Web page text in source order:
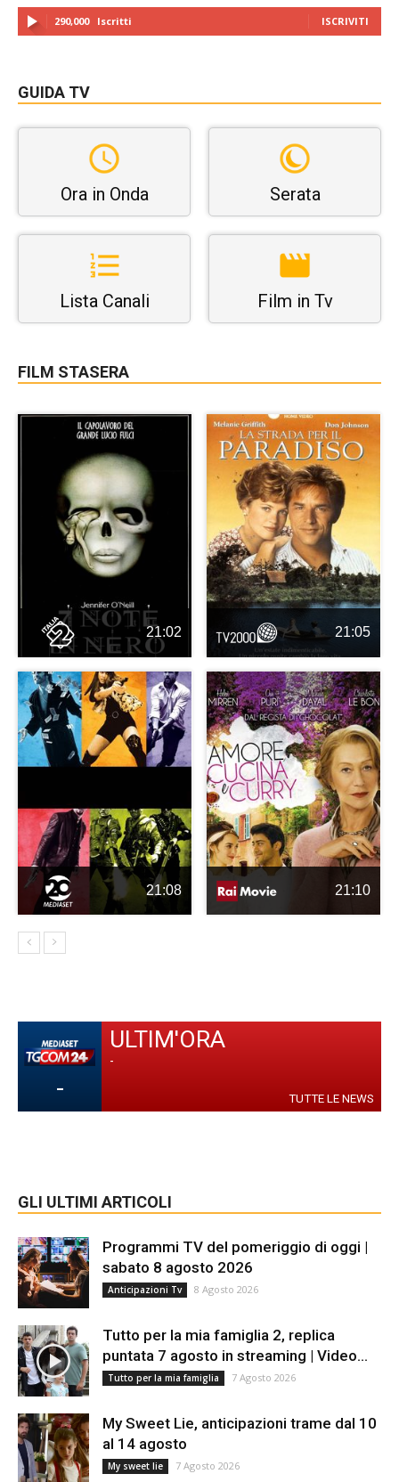
290,000 Iscritti ISCRIVITI
GUIDA TV
Ora in Onda Serata
Lista Canali Film in Tv
FILM STASERA
21:02 21:05
21:08 21:10
-
ULTIM'ORA
-
TUTTE LE NEWS
GLI ULTIMI ARTICOLI
Programmi TV del pomeriggio di oggi |
sabato 8 agosto 2026
Anticipazioni Tv 8 Agosto 2026
Tutto per la mia famiglia 2, replica
puntata 7 agosto in streaming | Video...
Tutto per la mia famiglia 7 Agosto 2026
My Sweet Lie, anticipazioni trame dal 10
al 14 agosto
My sweet lie 7 Agosto 2026